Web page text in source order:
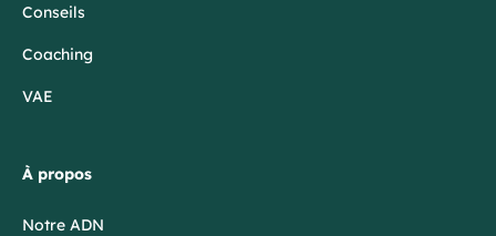
Conseils
Coaching
VAE
À propos
Notre ADN